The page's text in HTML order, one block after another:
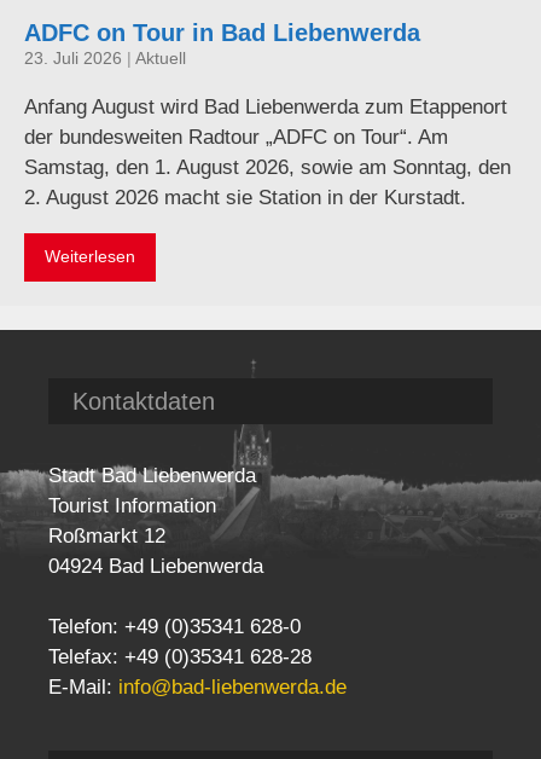
ADFC on Tour in Bad Liebenwerda
23. Juli 2026 Aktuell
Anfang August wird Bad Liebenwerda zum Etappenort
der bundesweiten Radtour „ADFC on Tour“. Am
Samstag, den 1. August 2026, sowie am Sonntag, den
2. August 2026 macht sie Station in der Kurstadt.
Weiterlesen
Kontaktdaten
Stadt Bad Liebenwerda
Tourist Information
Roßmarkt 12
04924 Bad Liebenwerda
Telefon: +49 (0)35341 628-0
Telefax: +49 (0)35341 628-28
E-Mail: info@bad-liebenwerda.de